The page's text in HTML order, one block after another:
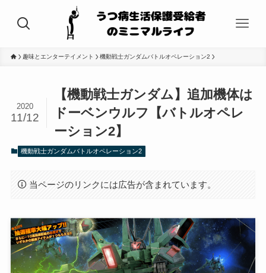
趣味とエンターテイメント 機動戦士ガンダムバトルオペレーション2
【機動戦士ガンダム】追加機体は
ドーベンウルフ【バトルオペレ
ーション2】
2020
11/12
機動戦士ガンダムバトルオペレーション2
当ページのリンクには広告が含まれています。